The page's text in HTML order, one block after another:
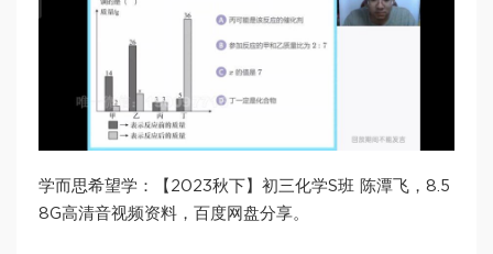
学而思希望学：【2023秋下】初三化学S班 陈潭飞，8.5
8G高清音视频资料，百度网盘分享。